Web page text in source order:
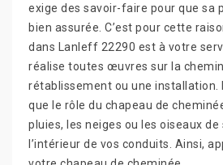
exige des savoir-faire pour que sa
bien assurée. C’est pour cette
dans Lanleff 22290 est à votre
réalise toutes œuvres sur la
rétablissement ou une installation.
que le rôle du chapeau de
pluies, les neiges ou les oiseaux de
l’intérieur de vos conduits. Ainsi,